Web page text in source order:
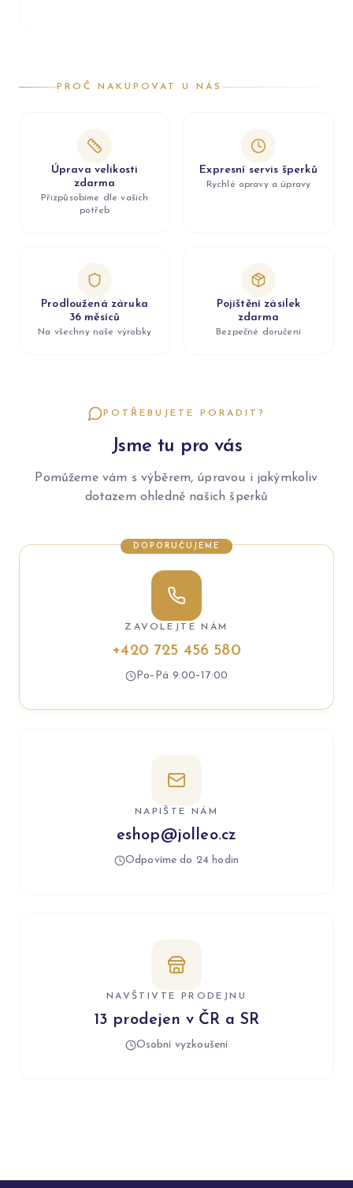
PROČ NAKUPOVAT U NÁS
Úprava velikosti
zdarma
Přizpůsobíme dle vašich
potřeb
Expresní servis šperků
Rychlé opravy a úpravy
Prodloužená záruka
36 měsíců
Na všechny naše výrobky
Pojištění zásilek
zdarma
Bezpečné doručení
POTŘEBUJETE PORADIT?
Jsme tu pro vás
Pomůžeme vám s výběrem, úpravou i jakýmkoliv
dotazem ohledně našich šperků
DOPORUČUJEME
ZAVOLEJTE NÁM
+420 725 456 580
Po–Pá 9:00–17:00
NAPIŠTE NÁM
eshop@jolleo.cz
Odpovíme do 24 hodin
NAVŠTIVTE PRODEJNU
13 prodejen v ČR a SR
Osobní vyzkoušení